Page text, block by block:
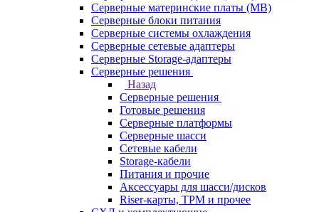
Серверные материнские платы (MB)
Серверные блоки питания
Серверные системы охлаждения
Серверные сетевые адаптеры
Серверные Storage-адаптеры
Серверные решения
Назад
Серверные решения
Готовые решения
Серверные платформы
Серверные шасси
Сетевые кабели
Storage-кабели
Питания и прочие
Аксессуары для шасси/дисков
Riser-карты, TPM и прочее